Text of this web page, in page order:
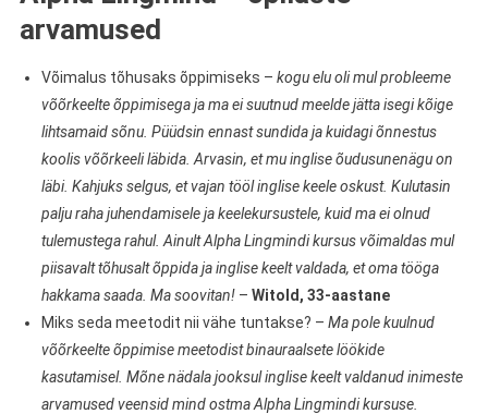
arvamused
Võimalus tõhusaks õppimiseks – kogu elu oli mul probleeme
võõrkeelte õppimisega ja ma ei suutnud meelde jätta isegi kõige
lihtsamaid sõnu. Püüdsin ennast sundida ja kuidagi õnnestus
koolis võõrkeeli läbida. Arvasin, et mu inglise õudusunenägu on
läbi. Kahjuks selgus, et vajan tööl inglise keele oskust. Kulutasin
palju raha juhendamisele ja keelekursustele, kuid ma ei olnud
tulemustega rahul. Ainult Alpha Lingmindi kursus võimaldas mul
piisavalt tõhusalt õppida ja inglise keelt valdada, et oma tööga
hakkama saada. Ma soovitan!– Witold, 33-aastane
Miks seda meetodit nii vähe tuntakse? – Ma pole kuulnud
võõrkeelte õppimise meetodist binauraalsete löökide
kasutamisel. Mõne nädala jooksul inglise keelt valdanud inimeste
arvamused veensid mind ostma Alpha Lingmindi kursuse.